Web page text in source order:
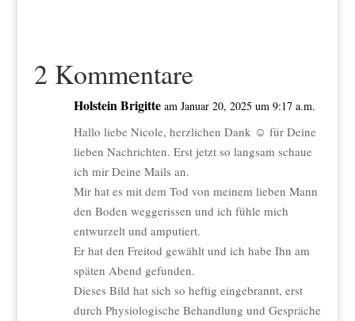
2 Kommentare
Holstein Brigitte am Januar 20, 2025 um 9:17 a.m.
Hallo liebe Nicole, herzlichen Dank ☺️ für Deine
lieben Nachrichten. Erst jetzt so langsam schaue
ich mir Deine Mails an.
Mir hat es mit dem Tod von meinem lieben Mann
den Boden weggerissen und ich fühle mich
entwurzelt und amputiert.
Er hat den Freitod gewählt und ich habe Ihn am
späten Abend gefunden.
Dieses Bild hat sich so heftig eingebrannt, erst
durch Physiologische Behandlung und Gespräche